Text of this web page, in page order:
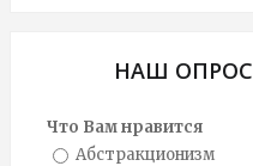
НАШ ОПРОС
Что Вам нравится
Абстракционизм